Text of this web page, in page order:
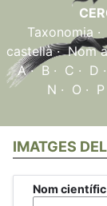
Taxonomia ·
castellà·Nom
A·B · C · D ·
N · O · P
IMATGES
Nom científic